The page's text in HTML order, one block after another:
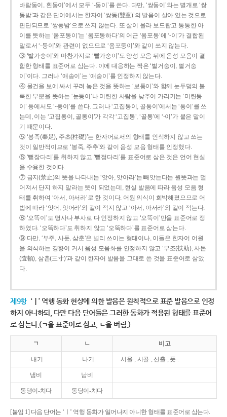
바람둥이, 흰둥이’에서 모두 ‘-둥이’를 쓴다. 다만, ‘쌍둥이’와는 별개로 ‘쌍
동밤’과 같은 단어에서는 한자어 ‘쌍동(雙童)’의 발음이 살아 있는 것으로
판단되므로 ‘쌍둥밤’으로 쓰지 않는다. 또 살이 올라 보드랍고 통통한 아
이를 뜻하는 ‘옴포동이’는 ‘옴포동하다’의 어근 ‘옴포동’에 ‘-이’가 결합된
말로서 ‘-둥이’와 관련이 없으므로 ‘옴포둥이’와 같이 쓰지 않는다.
③ ‘발가숭이’와 마찬가지로 ‘빨가숭이’도 양성 모음 뒤에 음성 모음이 결
합한 형태를 표준어로 삼는다. 이에 대응하는 짝은 ‘벌거숭이, 뻘거숭
이’이다. 그러나 ‘애송이’는 ‘애숭이’를 인정하지 않는다.
④ 물건을 보에 싸서 꾸려 놓은 것을 뜻하는 ‘보퉁이’와 함께 눈두덩의 불
룩한 부분을 뜻하는 ‘눈퉁이’나 미련한 사람을 낮추어 가리키는 ‘미련퉁
이’ 등에서도 ‘-퉁이’를 쓴다. 그러나 ‘고집통이, 골통이’에서는 ‘통이’를 쓰
는데, 이는 ‘고집통이, 골통이’가 각각 ‘고집통’, ‘골통’에 ‘-이’가 붙은 말이
기 때문이다.
⑤ ‘봉족(奉足), 주초(柱礎)’는 한자어로서의 형태를 인식하지 않고 쓰는
것이 일반적이므로 ‘봉죽, 주추’와 같이 음성 모음 형태를 인정했다.
⑥ ‘뻗장다리’를 취하지 않고 ‘뻗정다리’를 표준어로 삼은 것은 언어 현실
을 수용한 것이다.
⑦ 금지(禁止)의 뜻을 나타내는 ‘앗아, 앗아라’는 빼앗는다는 원뜻과는 멀
어져서 단지 하지 말라는 뜻이 되었는데, 현실 발음에 따라 음성 모음 형
태를 취하여 ‘아서, 아서라’로 한 것이다. 어원 의식이 희박해졌으므로 어
법에 따라 ‘앗어, 앗어라’와 같이 적지 않고 ‘아서, 아서라’와 같이 적는다.
⑧ ‘오똑이’도 명사나 부사로 다 인정하지 않고 ‘오뚝이’만을 표준어로 정
하였다. ‘오똑하다’도 취하지 않고 ‘오뚝하다’를 표준어로 삼는다.
⑨ 다만, ‘부주, 사둔, 삼춘’은 널리 쓰이는 형태이나, 이들은 한자어 어원
을 의식하는 경향이 커서 음성 모음화를 인정하지 않고 ‘부조(扶助), 사돈
(査頓), 삼촌(三寸)’과 같이 한자어 발음을 그대로 쓴 것을 표준어로 삼았
다.
제9항 ‘ㅣ’ 역행 동화 현상에 의한 발음은 원칙적으로 표준 발음으로 인정
하지 아니하되, 다만 다음 단어들은 그러한 동화가 적용된 형태를 표준어
로 삼는다.(ㄱ을 표준어로 삼고, ㄴ을 버림.)
ㄱ ㄴ 비고
-내기 -나기 서울-, 시골-, 신출-, 풋-.
냄비 남비
동댕이-치다 동당이-치다
[붙임 1] 다음 단어는 ‘ㅣ’ 역행 동화가 일어나지 아니한 형태를 표준어로 삼는다.